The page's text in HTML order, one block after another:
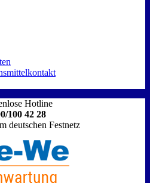
Hotline
100 42 28
deutschen Festnetz